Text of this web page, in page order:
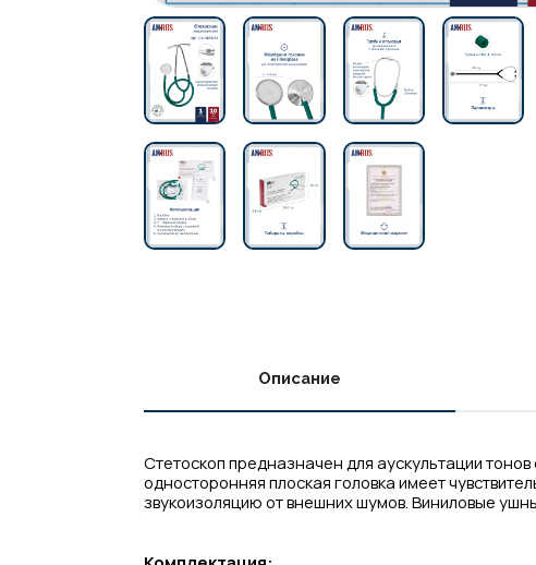
Описание
Стетоскоп предназначен для аускультации
односторонняя плоская головка имеет
звукоизоляцию от внешних шумов. Виниловые